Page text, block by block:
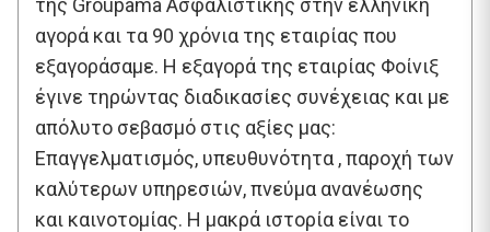
της Groupama Ασφαλιστικής στην ελληνική
αγορά και τα 90 χρόνια της εταιρίας που
εξαγοράσαμε. Η εξαγορά της εταιρίας Φοίνιξ
έγινε τηρώντας διαδικασίες συνέχειας και με
απόλυτο σεβασμό στις αξίες μας:
Επαγγελματισμός, υπευθυνότητα , παροχή των
καλύτερων υπηρεσιών, πνεύμα ανανέωσης
και καινοτομίας. Η μακρά ιστορία είναι το